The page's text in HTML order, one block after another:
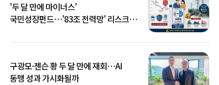
'두 달 만에 마이너스'
국민성장펀드…'83조 전력망' 리스크
구광모·젠슨 황 두 달 만에 재회…AI
동맹 성과 가시화될까